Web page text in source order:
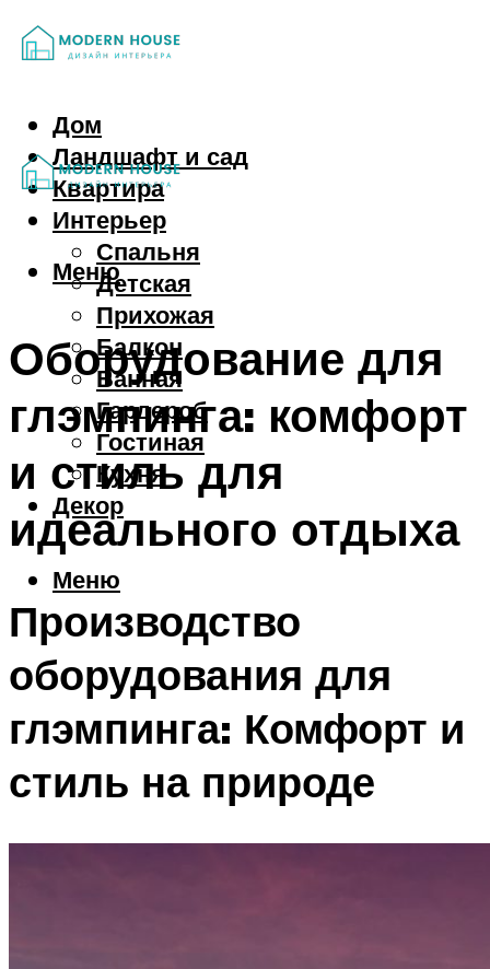
Дом
Ландшафт и сад
Квартира
Интерьер
Спальня
Детская
Прихожая
Балкон
Ванная
Гардероб
Гостиная
Кухня
Декор
Меню
Меню
Оборудование для
глэмпинга: комфорт
и стиль для
идеального отдыха
Производство
оборудования для
глэмпинга: Комфорт и
стиль на природе